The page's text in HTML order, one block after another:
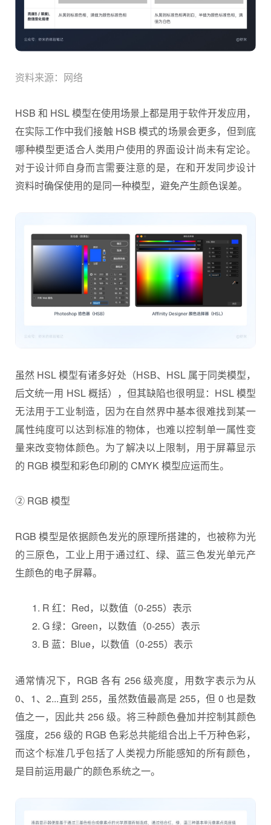
资料来源：网络
HSB 和 HSL 模型在使用场景上都是用于软件开发应用，
在实际工作中我们接触 HSB 模式的场景会更多，但到底
哪种模型更适合人类用户使用的界面设计尚未有定论。
对于设计师自身而言需要注意的是，在和开发同步设计
资料时确保使用的是同一种模型，避免产生颜色误差。
虽然 HSL 模型有诸多好处（HSB、HSL 属于同类模型，
后文统一用 HSL 概括），但其缺陷也很明显：HSL 模型
无法用于工业制造，因为在自然界中基本很难找到某一
属性纯度可以达到标准的物体，也难以控制单一属性变
量来改变物体颜色。为了解决以上限制，用于屏幕显示
的 RGB 模型和彩色印刷的 CMYK 模型应运而生。
② RGB 模型
RGB 模型是依据颜色发光的原理所搭建的，也被称为光
的三原色，工业上用于通过红、绿、蓝三色发光单元产
生颜色的电子屏幕。
R 红：Red，以数值（0-255）表示
G 绿：Green，以数值（0-255）表示
B 蓝：Blue，以数值（0-255）表示
通常情况下，RGB 各有 256 级亮度，用数字表示为从
0、1、2...直到 255，虽然数值最高是 255，但 0 也是数
值之一，因此共 256 级。将三种颜色叠加并控制其颜色
强度，256 级的 RGB 色彩总共能组合出上千万种色彩，
而这个标准几乎包括了人类视力所能感知的所有颜色，
是目前运用最广的颜色系统之一。